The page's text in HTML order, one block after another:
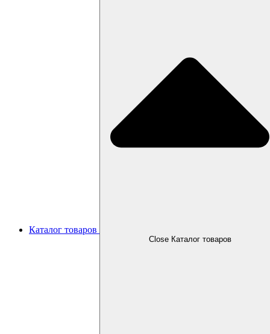
Каталог товаров
Close Каталог товаров